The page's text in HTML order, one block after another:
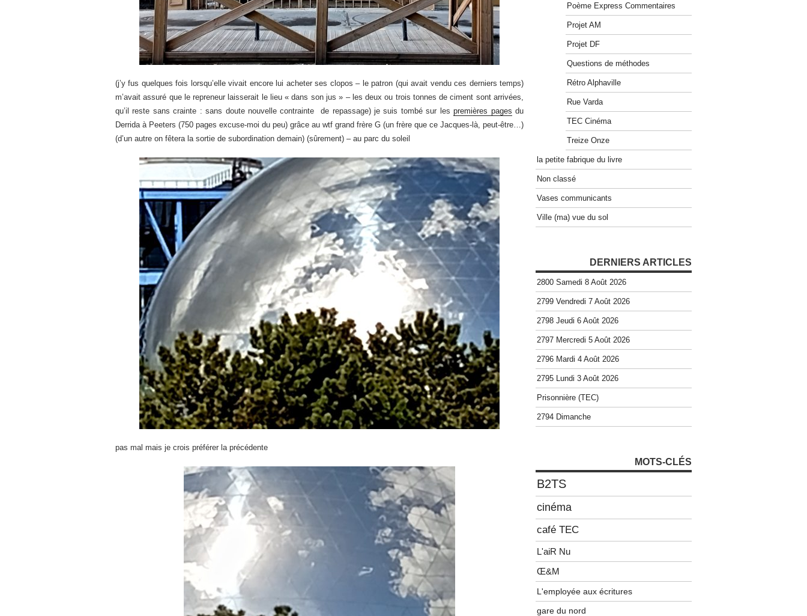
(j’y fus quelques fois lorsqu’elle vivait encore lui acheter ses clopos – le patron (qui avait vendu ces derniers temps)
m’avait assuré que le repreneur laisserait le lieu « dans son jus » – les deux ou trois tonnes de ciment sont arrivées,
qu’il reste sans crainte : sans doute nouvelle contrainte de repassage) je suis tombé sur lespremières pages du
Derrida à Peeters (750 pages excuse-moi du peu) grâce au wtf grand frère G (un frère que ce Jacques-là, peut-être…)
(d’un autre on fêtera la sortie de subordination demain) (sûrement) – au parc du soleil
pas mal mais je crois préférer la précédente
Poème Express Commentaires
Projet AM
Projet DF
Questions de méthodes
Rétro Alphaville
Rue Varda
TEC Cinéma
Treize Onze
la petite fabrique du livre
Non classé
Vases communicants
Ville (ma) vue du sol
DERNIERS ARTICLES
2800 Samedi 8 Août 2026
2799 Vendredi 7 Août 2026
2798 Jeudi 6 Août 2026
2797 Mercredi 5 Août 2026
2796 Mardi 4 Août 2026
2795 Lundi 3 Août 2026
Prisonnière (TEC)
2794 Dimanche
MOTS-CLÉS
B2TS
cinéma
café TEC
L'aiR Nu
Œ&M
L'employée aux écritures
gare du nord